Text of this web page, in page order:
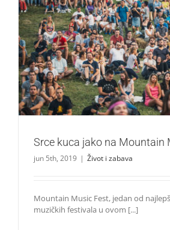
Srce kuca jako na Mountain
Život i zabava
Srce kuca jako na Mountain
jun 5th, 2019 | Život i zabava
Mountain Music Fest, jedan od
muzičkih festivala u ovom [...]